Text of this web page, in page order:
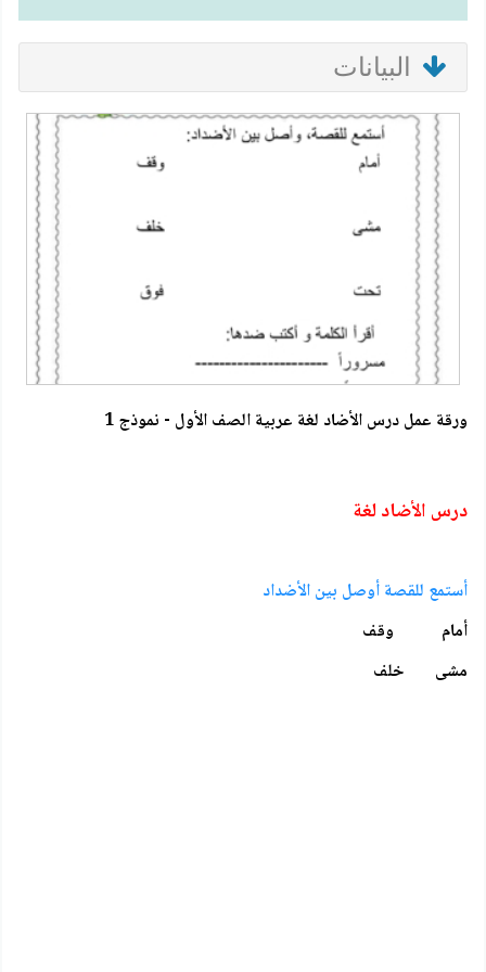
البيانات
ورقة عمل درس الأضاد لغة عربية الصف الأول - نموذج 1
درس الأضاد لغة
أستمع للقصة أوصل بين الأضداد
أمام وقف
مشى خلف